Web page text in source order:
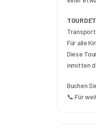
Für alle
Diese
inmitten
Buchen
📞 Für